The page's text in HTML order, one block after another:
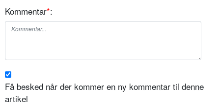
Kommentar*:
Få besked når der kommer en ny kommentar til denne
artikel